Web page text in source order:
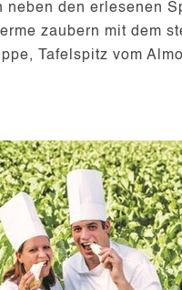
neben den erlesenen
zaubern mit dem
Tafelspitz vom